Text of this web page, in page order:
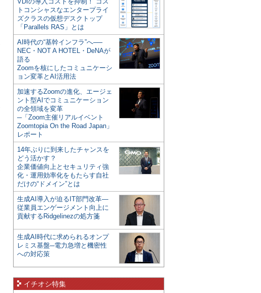
トコンシャスなエンタープライ
ズクラスの仮想デスクトップ
「Parallels RAS」とは
AI時代の“基幹インフラ”へ──
NEC・NOT A HOTEL・DeNAが
語る
Zoomを核にしたコミュニケーシ
ョン変革とAI活用法
加速するZoomの進化、エージェ
ント型AIでコミュニケーション
の全領域を変革
─「Zoom主催リアルイベント
Zoomtopia On the Road Japan」
レポート
14年ぶりに到来したチャンスを
どう活かす？
企業価値向上とセキュリティ強
化・運用効率化をもたらす自社
だけの“ドメイン”とは
生成AI導入が迫るIT部門改革―
従業員エンゲージメント向上に
貢献するRidgelinezの処方箋
生成AI時代に求められるオンプ
レミス基盤─電力急増と機密性
への対応策
イチオシ特集